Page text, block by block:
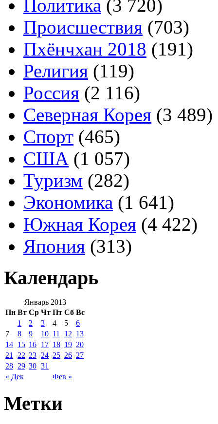
Политика (3 720)
Происшествия (703)
Пхёнчхан 2018 (191)
Религия (119)
Россия (2 116)
Северная Корея (3 489)
Спорт (465)
США (1 057)
Туризм (282)
Экономика (1 641)
Южная Корея (4 422)
Япония (313)
Календарь
Январь 2013
Пн Вт Ср Чт Пт Сб Вс
« Дек Фев »
1 2 3 4 5
6
7
8 9 10 11 12 13
14 15 16 17 18 19 20
21
22 23 24 25 26 27
28 29 30 31
Метки